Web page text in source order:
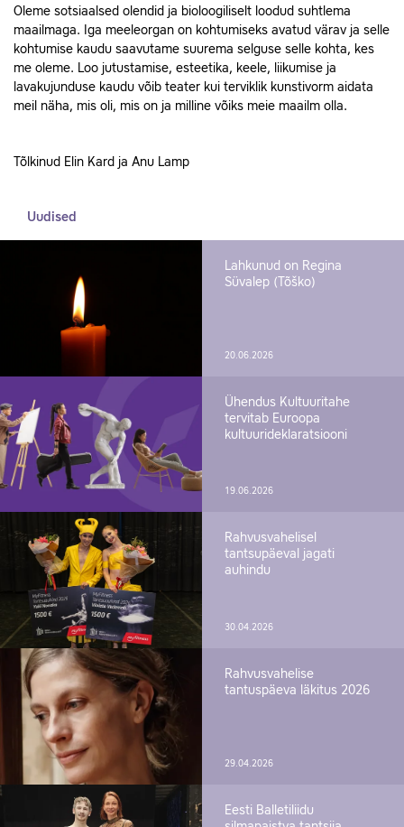
Oleme sotsiaalsed olendid ja bioloogiliselt loodud suhtlema
maailmaga. Iga meeleorgan on kohtumiseks avatud värav ja selle
kohtumise kaudu saavutame suurema selguse selle kohta, kes
me oleme. Loo jutustamise, esteetika, keele, liikumise ja
lavakujunduse kaudu võib teater kui terviklik kunstivorm aidata
meil näha, mis oli, mis on ja milline võiks meie maailm olla.
Tõlkinud Elin Kard ja Anu Lamp
Uudised
Lahkunud on Regina
Süvalep (Tõško)
20.06.2026
Ühendus Kultuuritahe
tervitab Euroopa
kultuurideklaratsiooni
19.06.2026
Rahvusvahelisel
tantsupäeval jagati
auhindu
30.04.2026
Rahvusvahelise
tantuspäeva läkitus 2026
29.04.2026
Eesti Balletiliidu